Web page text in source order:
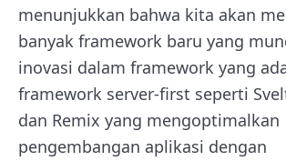
menunjukkan bahwa kita akan
banyak framework baru yang
inovasi dalam framework yang
framework server-first seperti
dan Remix yang mengoptimalkan
pengembangan aplikasi dengan